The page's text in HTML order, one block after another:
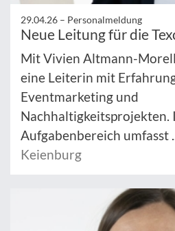
29.04.26 – Personalmeldung
Neue Leitung für die
Mit Vivien Altmann-
eine Leiterin mit
Eventmarketing und
Nachhaltigkeitsprojekten.
Aufgabenbereich umfasst
Keienburg